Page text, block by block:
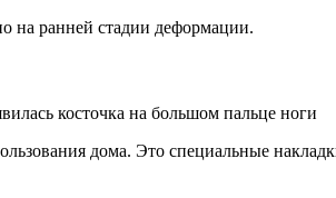
на ранней стадии деформации.
дома. Это специальные